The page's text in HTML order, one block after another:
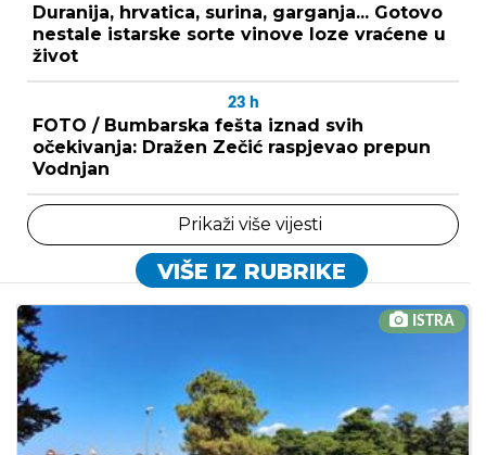
Duranija, hrvatica, surina, garganja... Gotovo
nestale istarske sorte vinove loze vraćene u
život
23 h
FOTO / Bumbarska fešta iznad svih
očekivanja: Dražen Zečić raspjevao prepun
Vodnjan
Prikaži više vijesti
VIŠE IZ RUBRIKE
ISTRA